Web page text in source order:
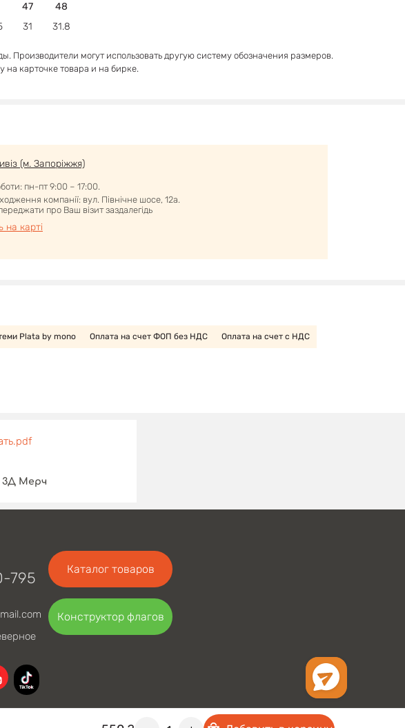
47
48
31 31.8
могут использовать другую систему обозначения размеров.
на карточке товара и на бирке.
(м. Запоріжжя)
пн-пт 9:00 – 17:00.
компанії: вул. Північне шосе, 12а.
про Ваш візит заздалегідь
на карті
Plata by mono Оплата на счет ФОП без НДС Оплата на счет с НДС
3Д Мерч
795 Каталог товаров
Конструктор флагов